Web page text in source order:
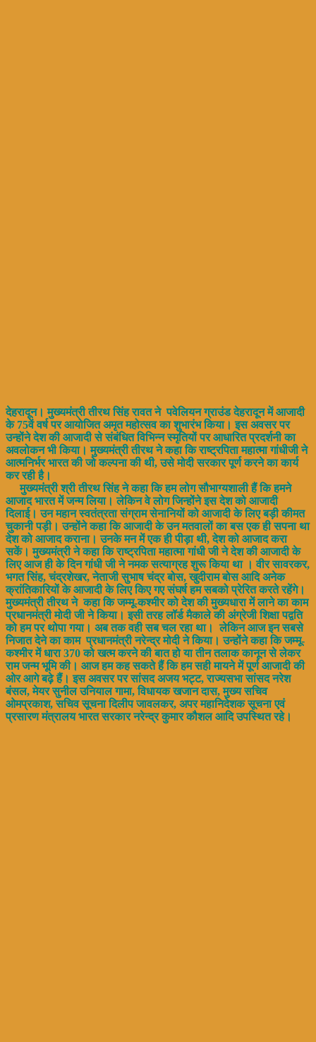
देहरादून। मुख्यमंत्री तीरथ सिंह रावत ने पवेलियन ग्राउंड देहरादून में आजादी
के 75वें वर्ष पर आयोजित अमृत महोत्सव का शुभारंभ किया। इस अवसर पर
उन्होंने देश की आजादी से संबंधित विभिन्न स्मृतियों पर आधारित प्रदर्शनी का
अवलोकन भी किया। मुख्यमंत्री तीरथ ने कहा कि राष्ट्रपिता महात्मा गांधीजी ने
आत्मनिर्भर भारत की जो कल्पना की थी, उसे मोदी सरकार पूर्ण करने का कार्य
कर रही है।
मुख्यमंत्री श्री तीरथ सिंह ने कहा कि हम लोग सौभाग्यशाली हैं कि हमने
आजाद भारत में जन्म लिया। लेकिन वे लोग जिन्होंने इस देश को आजादी
दिलाई। उन महान स्वतंत्रता संग्राम सेनानियों को आजादी के लिए बड़ी कीमत
चुकानी पड़ी। उन्होंने कहा कि आजादी के उन मतवालों का बस एक ही सपना था
देश को आजाद कराना। उनके मन में एक ही पीड़ा थी, देश को आजाद करा
सकें। मुख्यमंत्री ने कहा कि राष्ट्रपिता महात्मा गांधी जी ने देश की आजादी के
लिए आज ही के दिन गांधी जी ने नमक सत्याग्रह शुरू किया था । वीर सावरकर,
भगत सिंह, चंद्रशेखर, नेताजी सुभाष चंद्र बोस, खुदीराम बोस आदि अनेक
क्रांतिकारियों के आजादी के लिए किए गए संघर्ष हम सबको प्रेरित करते रहेंगे।
मुख्यमंत्री तीरथ ने कहा कि जम्मू-कश्मीर को देश की मुख्यधारा में लाने का काम
प्रधानमंत्री मोदी जी ने किया। इसी तरह लॉर्ड मैकाले की अंग्रेजी शिक्षा पद्वति
को हम पर थोपा गया। अब तक वही सब चल रहा था। लेकिन आज इन सबसे
निजात देने का काम प्रधानमंत्री नरेन्द्र मोदी ने किया। उन्होंने कहा कि जम्मू-
कश्मीर में धारा 370 को खत्म करने की बात हो या तीन तलाक कानून से लेकर
राम जन्म भूमि की। आज हम कह सकते हैं कि हम सही मायने में पूर्ण आजादी की
ओर आगे बढ़े हैं। इस अवसर पर सांसद अजय भट्ट, राज्यसभा सांसद नरेश
बंसल, मेयर सुनील उनियाल गामा, विधायक खजान दास, मुख्य सचिव
ओमप्रकाश, सचिव सूचना दिलीप जावलकर, अपर महानिदेशक सूचना एवं
प्रसारण मंत्रालय भारत सरकार नरेन्द्र कुमार कौशल आदि उपस्थित रहे।